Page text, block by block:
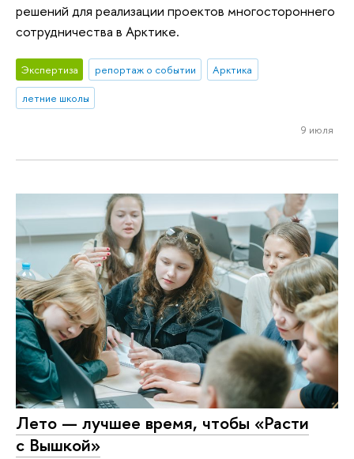
решений для реализации проектов многостороннего
сотрудничества в Арктике.
Экспертиза репортаж о событии
Арктика
летние школы
9 июля
Лето — лучшее время, чтобы «Расти
с Вышкой»